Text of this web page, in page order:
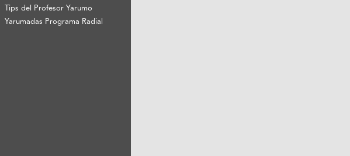
Tips del Profesor Yarumo
Yarumadas Programa Radial